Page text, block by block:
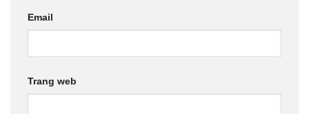
Email
Trang web